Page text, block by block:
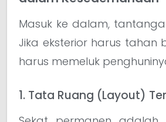
Masuk ke dalam,
Jika eksterior harus tahan
harus memeluk
1. Tata Ruang (Layout)